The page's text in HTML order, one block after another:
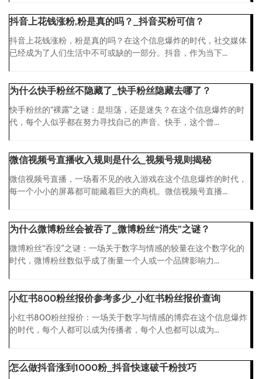
抖音上花钱涨粉,粉是真的吗？_抖音买粉可信？
抖音上花钱涨粉，粉是真的吗？在这个信息爆炸的时代，社交媒体
已经成为了人们生活中不可或缺的一部分。抖音，作为当下...
为什么快手粉丝不隐藏了_快手粉丝隐藏去哪了？
快手粉丝的“裸露”之谜：是坦荡，还是迷失？在这个信息爆炸的时
代，每个人似乎都在努力寻找自己的声音。快手，这个曾...
微信视频号直播收入规则是什么_视频号规则揭秘
微信视频号直播，一场看不见的收入游戏在这个信息爆炸的时代，
每一个小小的屏幕都可能藏着巨大的商机。微信视频号直播...
为什么微博粉丝会被吞了_微博粉丝“消失”之谜？
微博粉丝“吞没”之谜：一场关于数字与情感的较量在这个数字化的
时代，微博粉丝数似乎成了衡量一个人或一个品牌影响力...
小红书800粉丝报价参考多少_小红书粉丝报价查询
小红书800粉丝报价：一场关于数字与情感的博弈在这个信息爆炸
的时代，每个人都可以成为传播者，每个人也都可以成为...
怎么做抖音涨到1000粉_抖音快速破千粉技巧